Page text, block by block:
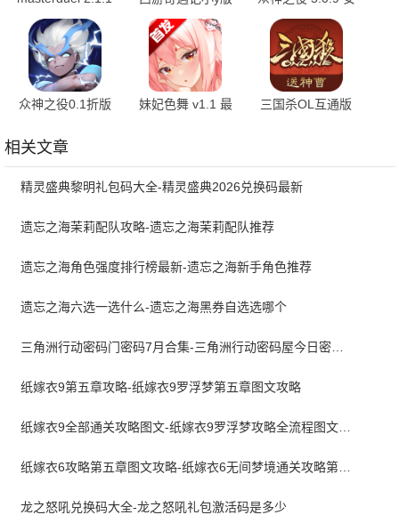
最新版
1.00 官方版
卓版
众神之役0.1折版
妹妃色舞 v1.1 最
三国杀OL互通版
相关文章
精灵盛典黎明礼包码大全-精灵盛典2026兑换码最新
遗忘之海茉莉配队攻略-遗忘之海茉莉配队推荐
遗忘之海角色强度排行榜最新-遗忘之海新手角色推荐
遗忘之海六选一选什么-遗忘之海黑券自选选哪个
三角洲行动密码门密码7月合集-三角洲行动密码屋今日密码大全2026最新7月
纸嫁衣9第五章攻略-纸嫁衣9罗浮梦第五章图文攻略
纸嫁衣9全部通关攻略图文-纸嫁衣9罗浮梦攻略全流程图文详解
纸嫁衣6攻略第五章图文攻略-纸嫁衣6无间梦境通关攻略第五章
龙之怒吼兑换码大全-龙之怒吼礼包激活码是多少